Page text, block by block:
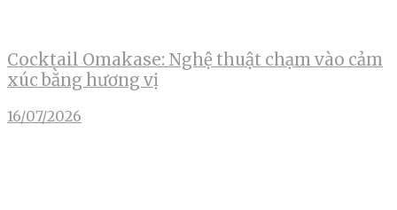
Cocktail Omakase: Nghệ thuật chạm vào cảm
xúc bằng hương vị
16/07/2026